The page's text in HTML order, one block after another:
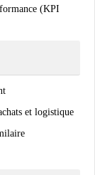
(KPI
et logistique